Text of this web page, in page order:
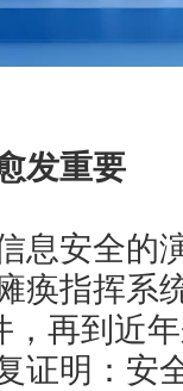
发重要
息安全的
痪指挥系
，再到近
证明：安